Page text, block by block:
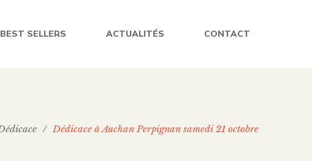
BEST SELLERS ACTUALITÉS CONTACT
/ Dédicace à Auchan Perpignan samedi 21 octobre